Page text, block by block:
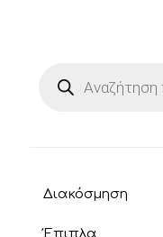
search
Διακόσμηση